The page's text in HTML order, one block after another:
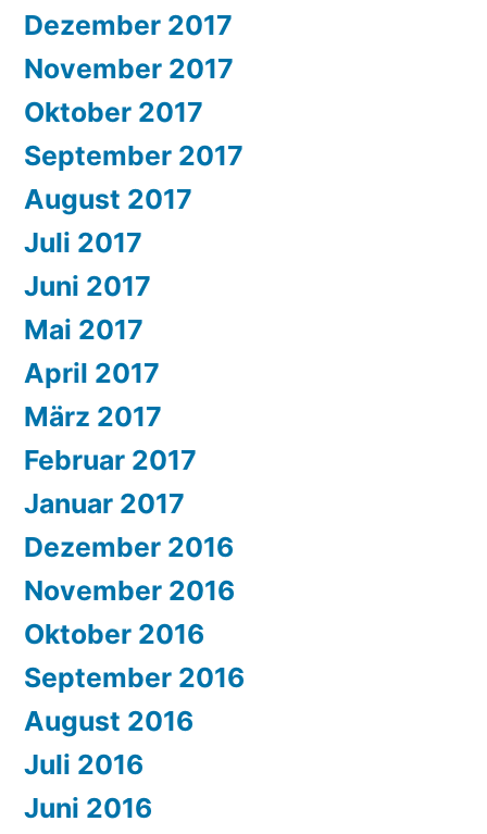
Dezember 2017
November 2017
Oktober 2017
September 2017
August 2017
Juli 2017
Juni 2017
Mai 2017
April 2017
März 2017
Februar 2017
Januar 2017
Dezember 2016
November 2016
Oktober 2016
September 2016
August 2016
Juli 2016
Juni 2016